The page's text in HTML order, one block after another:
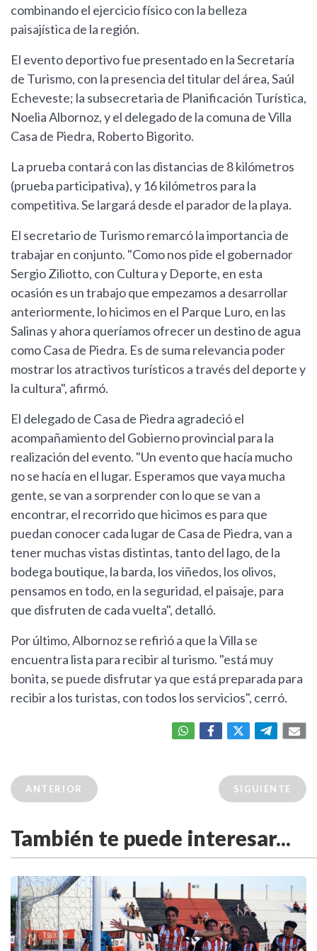
combinando el ejercicio físico con la belleza
paisajística de la región.
El evento deportivo fue presentado en la Secretaría
de Turismo, con la presencia del titular del área, Saúl
Echeveste; la subsecretaria de Planificación Turística,
Noelia Albornoz, y el delegado de la comuna de Villa
Casa de Piedra, Roberto Bigorito.
La prueba contará con las distancias de 8 kilómetros
(prueba participativa), y 16 kilómetros para la
competitiva. Se largará desde el parador de la playa.
El secretario de Turismo remarcó la importancia de
trabajar en conjunto. "Como nos pide el gobernador
Sergio Ziliotto, con Cultura y Deporte, en esta
ocasión es un trabajo que empezamos a desarrollar
anteriormente, lo hicimos en el Parque Luro, en las
Salinas y ahora queríamos ofrecer un destino de agua
como Casa de Piedra. Es de suma relevancia poder
mostrar los atractivos turísticos a través del deporte y
la cultura", afirmó.
El delegado de Casa de Piedra agradeció el
acompañamiento del Gobierno provincial para la
realización del evento. "Un evento que hacía mucho
no se hacía en el lugar. Esperamos que vaya mucha
gente, se van a sorprender con lo que se van a
encontrar, el recorrido que hicimos es para que
puedan conocer cada lugar de Casa de Piedra, van a
tener muchas vistas distintas, tanto del lago, de la
bodega boutique, la barda, los viñedos, los olivos,
pensamos en todo, en la seguridad, el paisaje, para
que disfruten de cada vuelta", detalló.
Por último, Albornoz se refirió a que la Villa se
encuentra lista para recibir al turismo. "está muy
bonita, se puede disfrutar ya que está preparada para
recibir a los turistas, con todos los servicios", cerró.
ANTERIOR SIGUIENTE
También te puede interesar...